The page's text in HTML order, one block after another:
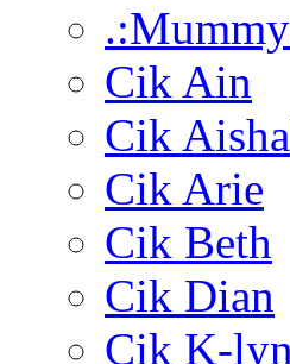
Cik Ain
Cik
Cik Arie
Cik Beth
Cik Dian
Cik K-